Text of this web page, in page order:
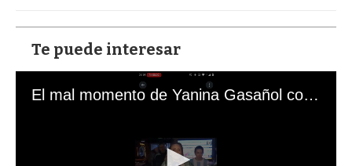
Te puede interesar
El mal momento de Yanina Gasañol con un hincha argentino en "Subrayado"